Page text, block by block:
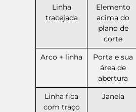
Linha
tracejada
Elemento
acima do
plano de
corte
Arco + linha
Porta e sua
área de
abertura
Linha fica
com traço
Janela